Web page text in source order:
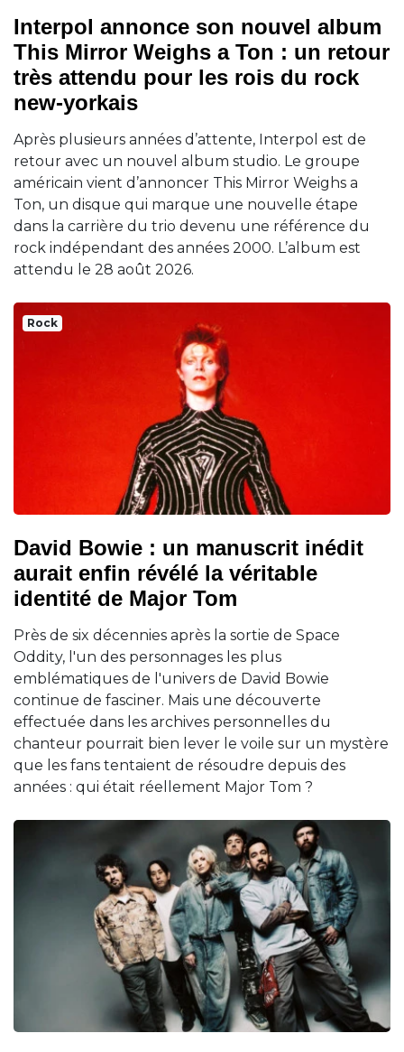
Interpol annonce son nouvel album
This Mirror Weighs a Ton : un retour
très attendu pour les rois du rock
new-yorkais
Après plusieurs années d’attente, Interpol est de
retour avec un nouvel album studio. Le groupe
américain vient d’annoncer This Mirror Weighs a
Ton, un disque qui marque une nouvelle étape
dans la carrière du trio devenu une référence du
rock indépendant des années 2000. L’album est
attendu le 28 août 2026.
Rock
David Bowie : un manuscrit inédit
aurait enfin révélé la véritable
identité de Major Tom
Près de six décennies après la sortie de Space
Oddity, l'un des personnages les plus
emblématiques de l'univers de David Bowie
continue de fasciner. Mais une découverte
effectuée dans les archives personnelles du
chanteur pourrait bien lever le voile sur un mystère
que les fans tentaient de résoudre depuis des
années : qui était réellement Major Tom ?